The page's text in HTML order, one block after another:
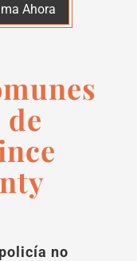
Ahora
de
no